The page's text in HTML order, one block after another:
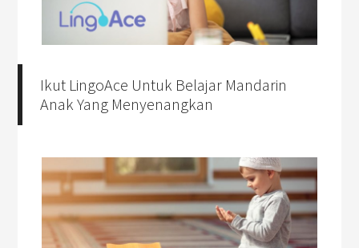
Ikut LingoAce Untuk Belajar Mandarin
Anak Yang Menyenangkan